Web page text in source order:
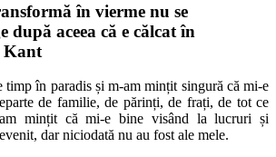
în vierme nu se
după aceea că e călcat în
Kant
timp în paradis și m-am mințit singură că mi-e
de familie, de părinți, de frați, de tot ce
mințit că mi-e bine visând la lucruri și
dar niciodată nu au fost ale mele.